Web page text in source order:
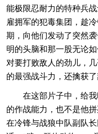
能极限忍耐力的特种兵
雇拥军的犯毒集团，趁
期，向他们发动了突然
明的头脑和那一股无论
对要打败敌人的劲儿，
的最强战斗力，还擒获了
在这部片子中，给
的作战能力，也不是他
在冷锋与战狼中队副队